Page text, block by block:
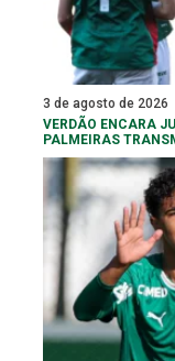
3 de agosto de 2026
VERDÃO ENCARA
PALMEIRAS